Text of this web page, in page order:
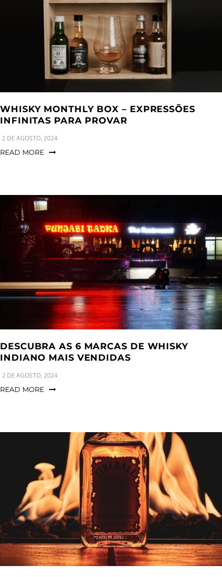
WHISKY MONTHLY BOX – EXPRESSÕES
INFINITAS PARA PROVAR
2 DE AGOSTO, 2024
READ MORE
DESCUBRA AS 6 MARCAS DE WHISKY
INDIANO MAIS VENDIDAS
2 DE AGOSTO, 2024
READ MORE